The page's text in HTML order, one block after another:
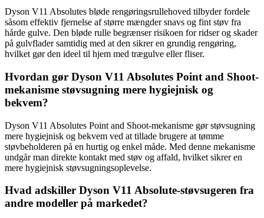
Dyson V11 Absolutes bløde rengøringsrullehoved tilbyder fordele
såsom effektiv fjernelse af større mængder snavs og fint støv fra
hårde gulve. Den bløde rulle begrænser risikoen for ridser og skader
på gulvflader samtidig med at den sikrer en grundig rengøring,
hvilket gør den ideel til hjem med trægulve eller fliser.
Hvordan gør Dyson V11 Absolutes Point and Shoot-
mekanisme støvsugning mere hygiejnisk og
bekvem?
Dyson V11 Absolutes Point and Shoot-mekanisme gør støvsugning
mere hygiejnisk og bekvem ved at tillade brugere at tømme
støvbeholderen på en hurtig og enkel måde. Med denne mekanisme
undgår man direkte kontakt med støv og affald, hvilket sikrer en
mere hygiejnisk støvsugningsoplevelse.
Hvad adskiller Dyson V11 Absolute-støvsugeren fra
andre modeller på markedet?